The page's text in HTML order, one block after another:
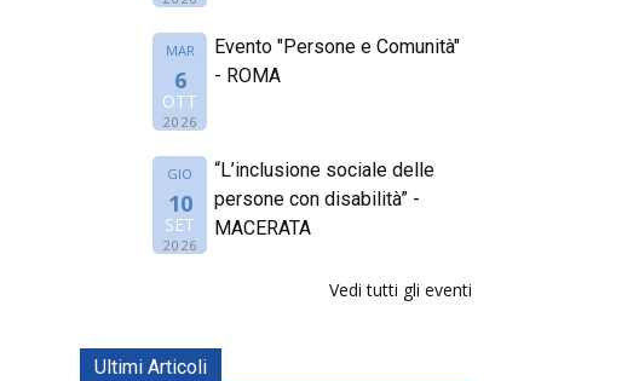
MAR
6
OTT
2026
Evento "Persone e Comunità"
- ROMA
GIO
10
SET
2026
“L’inclusione sociale delle
persone con disabilità” -
MACERATA
Vedi tutti gli eventi
Ultimi Articoli